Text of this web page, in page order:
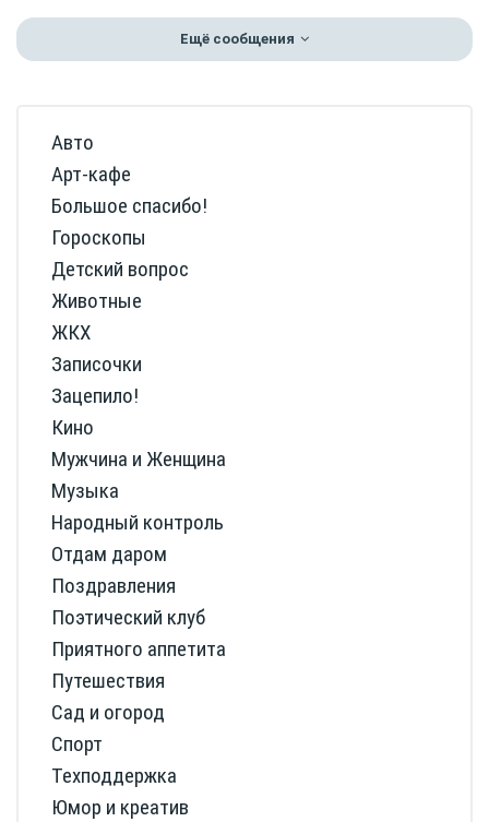
Ещё сообщения
Авто
Арт-кафе
Большое спасибо!
Гороскопы
Детский вопрос
Животные
ЖКХ
Записочки
Зацепило!
Кино
Мужчина и Женщина
Музыка
Народный контроль
Отдам даром
Поздравления
Поэтический клуб
Приятного аппетита
Путешествия
Сад и огород
Спорт
Техподдержка
Юмор и креатив